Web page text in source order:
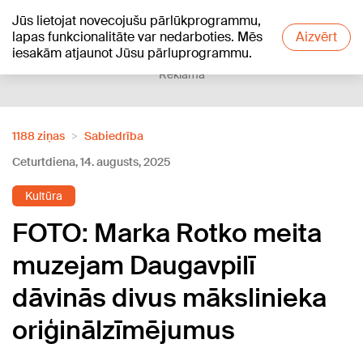
Jūs lietojat novecojušu pārlūkprogrammu,
lapas funkcionalitāte var nedarboties. Mēs
iesakām atjaunot Jūsu pārluprogrammu.
Aizvērt
+27°C
Reklāma
1188 ziņas
Sabiedrība
Ceturtdiena, 14. augusts, 2025
Kultūra
FOTO: Marka Rotko meita
muzejam Daugavpilī
dāvinās divus mākslinieka
oriģinālzīmējumus